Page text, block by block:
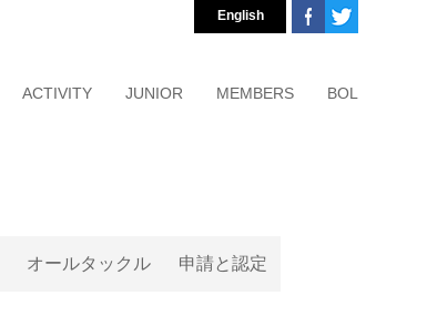
ACTIVITY JUNIOR MEMBERS BOL
English
オールタックル 申請と認定